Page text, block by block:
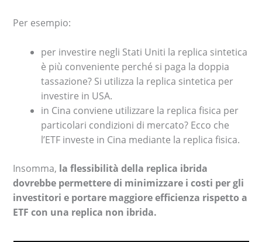
Per esempio:
per investire negli Stati Uniti la replica sintetica
è più conveniente perché si paga la doppia
tassazione? Si utilizza la replica sintetica per
investire in USA.
in Cina conviene utilizzare la replica fisica per
particolari condizioni di mercato? Ecco che
l’ETF investe in Cina mediante la replica fisica.
Insomma, la flessibilità della replica ibrida
dovrebbe permettere di minimizzare i costi per gli
investitori e portare maggiore efficienza rispetto a
ETF con una replica non ibrida.